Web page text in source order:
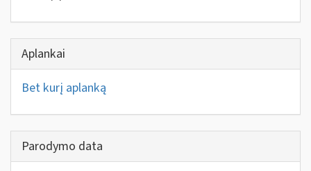
Aplankai
Bet kurį aplanką
Parodymo data